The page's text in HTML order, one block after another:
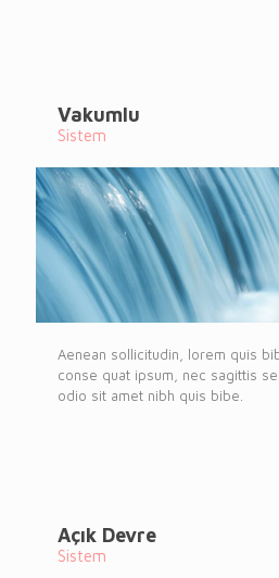
Vakumlu
Sistem
Aenean sollicitudin, lorem quis
conse quat ipsum, nec sagittis
odio sit amet nibh quis bibe.
Açık Devre
Sistem